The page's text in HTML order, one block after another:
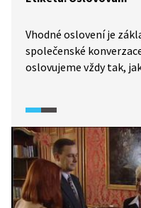
Vhodné oslovení je
společenské
oslovujeme vždy tak,
každý znát: jak
jak používat
tykání.